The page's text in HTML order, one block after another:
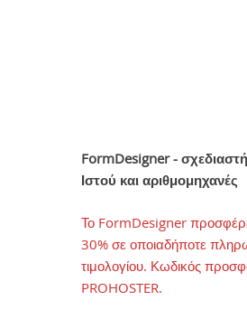
FormDesigner -
Ιστού και αριθμομηχανές
Το FormDesigner
30% σε οποιαδήποτε
τιμολογίου. Κωδικός
PROHOSTER.